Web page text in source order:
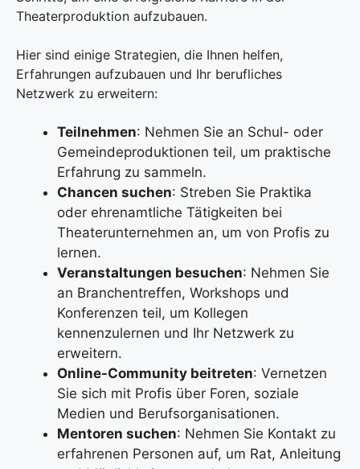
Theaterproduktion aufzubauen.
Hier sind einige Strategien, die Ihnen helfen,
Erfahrungen aufzubauen und Ihr berufliches
Netzwerk zu erweitern:
Teilnehmen: Nehmen Sie an Schul- oder
Gemeindeproduktionen teil, um praktische
Erfahrung zu sammeln.
Chancen suchen: Streben Sie Praktika
oder ehrenamtliche Tätigkeiten bei
Theaterunternehmen an, um von Profis zu
lernen.
Veranstaltungen besuchen: Nehmen Sie
an Branchentreffen, Workshops und
Konferenzen teil, um Kollegen
kennenzulernen und Ihr Netzwerk zu
erweitern.
Online-Community beitreten: Vernetzen
Sie sich mit Profis über Foren, soziale
Medien und Berufsorganisationen.
Mentoren suchen: Nehmen Sie Kontakt zu
erfahrenen Personen auf, um Rat, Anleitung